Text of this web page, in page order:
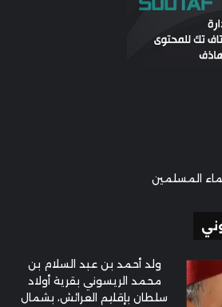
المسلمين
ولد أحمد بن عبد السلام بن
محمد الريسوني بقرية أولاد
سلطان بإقليم العرائش، بشمال